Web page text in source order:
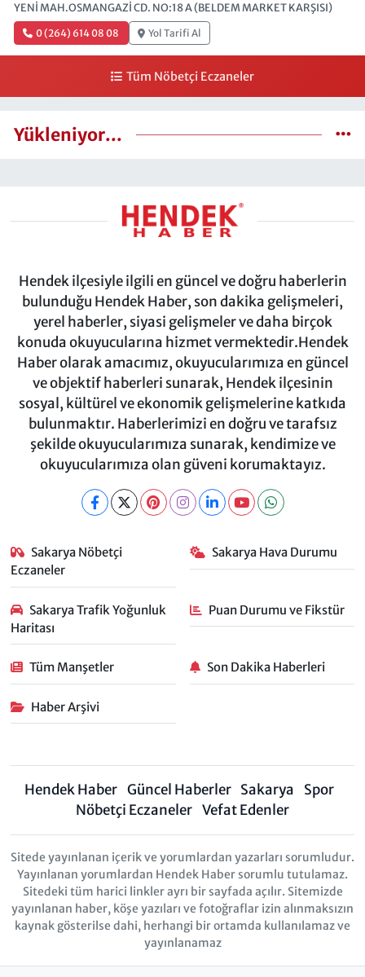
YENİ MAH.OSMANGAZİ CD. NO:18 A (BELDEM MARKET KARŞISI)
0 (264) 614 08 08 Yol Tarifi Al
Tüm Nöbetçi Eczaneler
Yükleniyor...
Hendek ilçesiyle ilgili en güncel ve doğru haberlerin
bulunduğu Hendek Haber, son dakika gelişmeleri,
yerel haberler, siyasi gelişmeler ve daha birçok
konuda okuyucularına hizmet vermektedir.Hendek
Haber olarak amacımız, okuyucularımıza en güncel
ve objektif haberleri sunarak, Hendek ilçesinin
sosyal, kültürel ve ekonomik gelişmelerine katkıda
bulunmaktır. Haberlerimizi en doğru ve tarafsız
şekilde okuyucularımıza sunarak, kendimize ve
okuyucularımıza olan güveni korumaktayız.
Sakarya Nöbetçi
Eczaneler
Sakarya Hava Durumu
Sakarya Trafik Yoğunluk
Haritası
Puan Durumu ve Fikstür
Tüm Manşetler Son Dakika Haberleri
Haber Arşivi
Hendek Haber Güncel Haberler Sakarya
Spor
Nöbetçi Eczaneler Vefat Edenler
Sitede yayınlanan içerik ve yorumlardan yazarları sorumludur.
Yayınlanan yorumlardan Hendek Haber sorumlu tutulamaz.
Sitedeki tüm harici linkler ayrı bir sayfada açılır. Sitemizde
yayınlanan haber, köşe yazıları ve fotoğraflar izin alınmaksızın
kaynak gösterilse dahi, herhangi bir ortamda kullanılamaz ve
yayınlanamaz